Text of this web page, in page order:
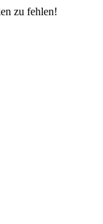
zu fehlen!